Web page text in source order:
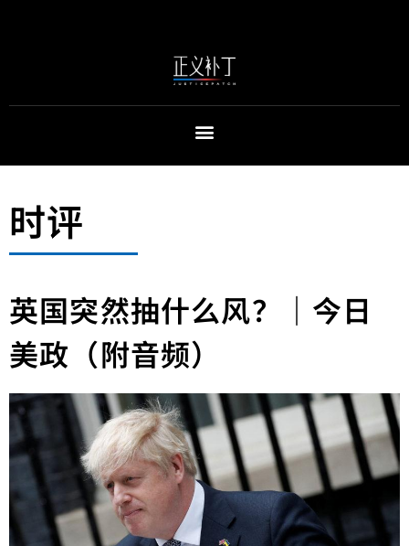
时评
英国突然抽什么风？｜今日
美政（附音频）